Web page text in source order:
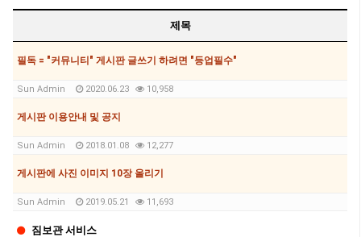
제목
필독 = "커뮤니티" 게시판 글쓰기 하려면 "등업필수"
Sun Admin 2020.06.23 10,958
게시판 이용안내 및 공지
Sun Admin 2018.01.08 12,277
게시판에 사진 이미지 10장 올리기
Sun Admin 2019.05.21 11,693
짐보관 서비스